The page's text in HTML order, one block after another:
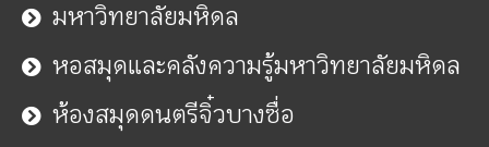
มหาวิทยาลัยมหิดล
หอสมุดและคลังความรู้มหาวิทยาลัยมหิดล
ห้องสมุดดนตรีจิ๋วบางซื่อ